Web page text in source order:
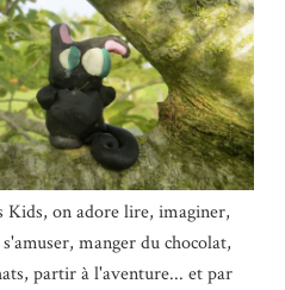
Kids, on adore lire, imaginer,
manger du chocolat,
partir à l'aventure... et par